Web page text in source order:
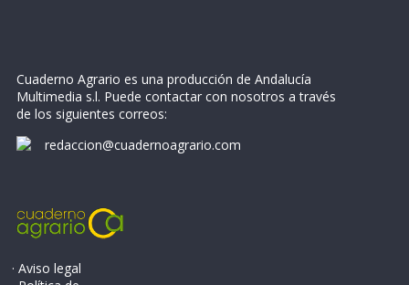
Cuaderno Agrario es una producción de Andalucía
Multimedia s.l. Puede contactar con nosotros a través
de los siguientes correos:
redaccion@cuadernoagrario.com
· Aviso legal